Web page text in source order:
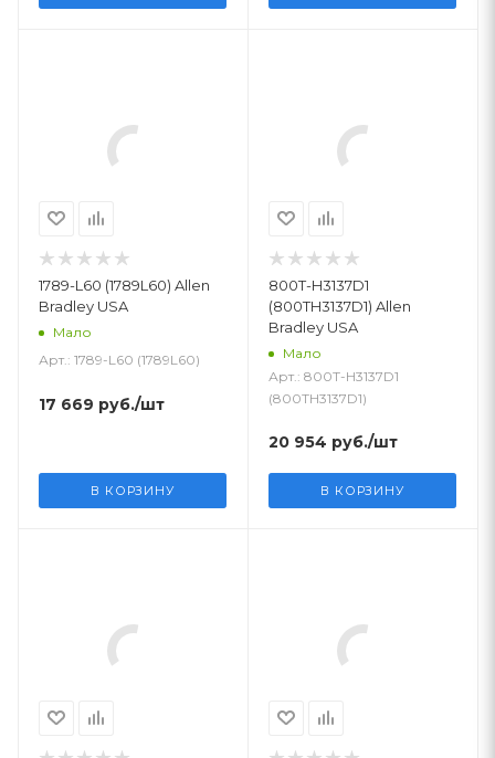
1789-L60 (1789L60) Allen
Bradley USA
Мало
Арт.: 1789-L60 (1789L60)
17 669 руб./шт
В КОРЗИНУ
800T-H3137D1
(800TH3137D1) Allen
Bradley USA
Мало
Арт.: 800T-H3137D1
(800TH3137D1)
20 954 руб./шт
В КОРЗИНУ